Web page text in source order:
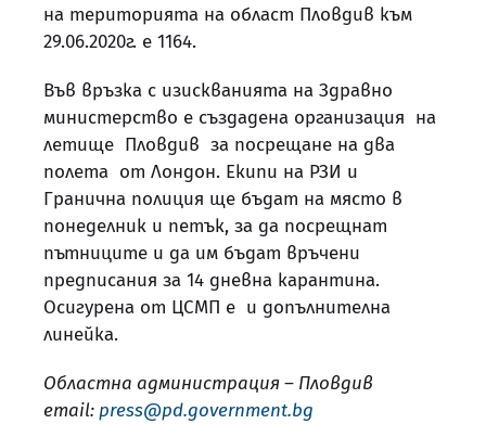
на територията на област Пловдив към
29.06.2020г. е 1164.
Във връзка с изискванията на Здравно
министерство е създадена организация на
летище Пловдив за посрещане на два
полета от Лондон. Екипи на РЗИ и
Гранична полиция ще бъдат на място в
понеделник и петък, за да посрещнат
пътниците и да им бъдат връчени
предписания за 14 дневна карантина.
Осигурена от ЦСМП е и допълнителна
линейка.
Областна администрация – Пловдив
email: press@pd.government.bg